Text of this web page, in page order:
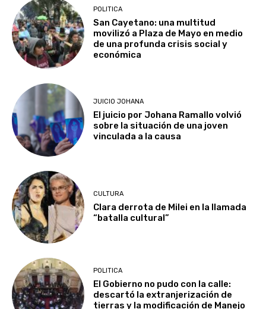
POLITICA
San Cayetano: una multitud
movilizó a Plaza de Mayo en medio
de una profunda crisis social y
económica
JUICIO JOHANA
El juicio por Johana Ramallo volvió
sobre la situación de una joven
vinculada a la causa
CULTURA
Clara derrota de Milei en la llamada
“batalla cultural”
POLITICA
El Gobierno no pudo con la calle:
descartó la extranjerización de
tierras y la modificación de Manejo